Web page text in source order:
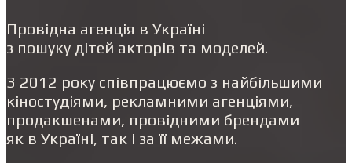
Провідна агенція в Україні
з пошуку дітей акторів та моделей.
З 2012 року співпрацюємо з найбільшими
кіностудіями, рекламними агенціями,
продакшенами, провідними брендами
як в Україні, так і за її межами.